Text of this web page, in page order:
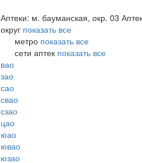
Аптеки: м. бауманская, окр. 03
округ показать все
метро показать все
сети аптек показать все
вао
зао
сао
свао
сзао
цао
юао
ювао
юзао